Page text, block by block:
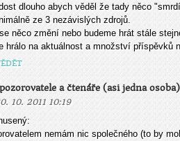
dlouho abych věděl že tady něco
ze 3 nezávislých zdrojů.
něco změní nebo budeme hrát stále
hrálo na aktuálnost a množství příspěvků
a čtenáře (asi jedna osoba)
10. 2011 10:19
nemám nic společného (to by